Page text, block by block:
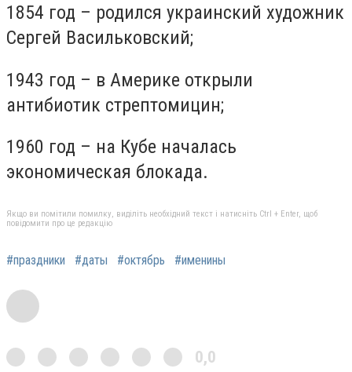
1854 год – родился украинский художник
Сергей Васильковский;
1943 год – в Америке открыли
антибиотик стрептомицин;
1960 год – на Кубе началась
экономическая блокада.
Якщо ви помітили помилку, виділіть необхідний текст і натисніть Ctrl + Enter, щоб
повідомити про це редакцію
#праздники #даты #октябрь #именины
0,0